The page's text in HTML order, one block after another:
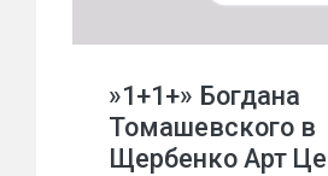
»1+1+» Богдана
Томашевского в
Щербенко Арт